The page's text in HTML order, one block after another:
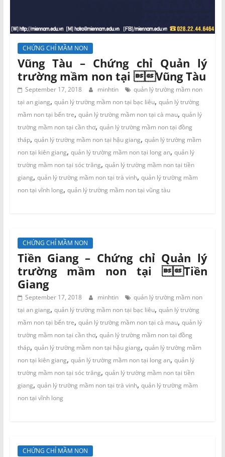
CHỨNG CHỈ MẦM NON
Vũng Tàu – Chứng chỉ Quản lý
trường mầm non tại Vũng Tàu
September 17, 2018 minhtin
quản lý trường mầm non
tại an giang, quản lý trường mầm non tại bạc liêu, quản lý trường
mầm non tại bến tre, quản lý trường mầm non tại cà mau, quản lý
trường mầm non tại cần thơ, quản lý trường mầm non tại đồng
tháp, quản lý trường mầm non tại hậu giang, quản lý trường mầm
non tại kiên giang, quản lý trường mầm non tại long an, quản lý
trường mầm non tại sóc trăng, quản lý trường mầm non tại tiền
giang, quản lý trường mầm non tại trà vinh, quản lý trường mầm
non tại vĩnh long, quản lý trường mầm non tại vũng tàu
CHỨNG CHỈ MẦM NON
Tiền Giang – Chứng chỉ Quản lý
trường mầm non tại Tiền
Giang
September 17, 2018 minhtin
quản lý trường mầm non
tại an giang, quản lý trường mầm non tại bạc liêu, quản lý trường
mầm non tại bến tre, quản lý trường mầm non tại cà mau, quản lý
trường mầm non tại cần thơ, quản lý trường mầm non tại đồng
tháp, quản lý trường mầm non tại hậu giang, quản lý trường mầm
non tại kiên giang, quản lý trường mầm non tại long an, quản lý
trường mầm non tại sóc trăng, quản lý trường mầm non tại tiền
giang, quản lý trường mầm non tại trà vinh, quản lý trường mầm
non tại vĩnh long
CHỨNG CHỈ MẦM NON